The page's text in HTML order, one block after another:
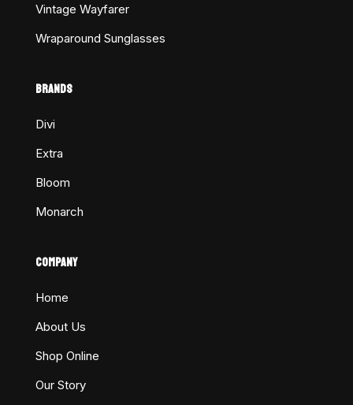
Vintage Wayfarer
Wraparound Sunglasses
BRANDS
Divi
Extra
Bloom
Monarch
COMPANY
Home
About Us
Shop Online
Our Story